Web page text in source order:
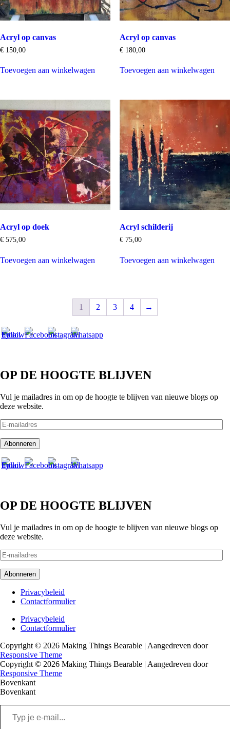
Acryl op canvas
€ 150,00
Toevoegen aan winkelwagen
Acryl op canvas
€180,00
Toevoegen aan winkelwagen
Acryl op doek
€ 575,00
Toevoegen aan winkelwagen
Acryl schilderij
€75,00
Toevoegen aan winkelwagen
1 2 3 4 →
OP DE HOOGTE BLIJVEN
Vul je mailadres in om op de hoogte te blijven van nieuwe blogs op
deze website.
E-
mailadres
Abonneren
OP DE HOOGTE BLIJVEN
Vul je mailadres in om op de hoogte te blijven van nieuwe blogs op
deze website.
E-
mailadres
Abonneren
Footer
menu
Privacybeleid
Contactformulier
Footer
menu
Privacybeleid
Contactformulier
Copyright © 2026 Making Things Bearable | Aangedreven door
Responsive Theme
Copyright © 2026 Making Things Bearable | Aangedreven door
Responsive Theme
Bovenkant
Bovenkant